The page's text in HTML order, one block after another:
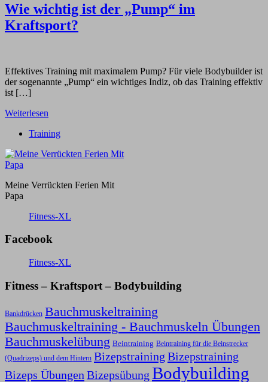
Wie wichtig ist der „Pump“ im
Kraftsport?
Effektives Training mit maximalem Pump? Für viele Bodybuilder ist
der sogenannte „Pump“ ein wichtiges Indiz, ob das Training effektiv
ist […]
Weiterlesen
Training
Meine Verrückten Ferien Mit
Papa
Fitness-XL
Facebook
Fitness-XL
Fitness – Kraftsport – Bodybuilding
Bankdrücken Bauchmuskeltraining
Bauchmuskeltraining - Bauchmuskeln Übungen
Bauchmuskelübung Beintraining Beintraining für die Beinstrecker
(Quadrizeps) und dem Hintern Bizepstraining Bizepstraining
Bizeps Übungen Bizepsübung Bodybuilding